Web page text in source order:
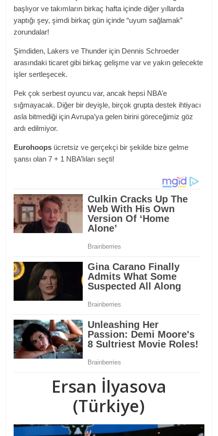
başlıyor ve takımların birkaç hafta içinde diğer yıllarda
yaptığı şey, şimdi birkaç gün içinde “uyum sağlamak”
zorundalar!
Şimdiden, Lakers ve Thunder için Dennis Schroeder
arasındaki ticaret gibi birkaç gelişme var ve yakın gelecekte
işler sertleşecek.
Pek çok serbest oyuncu var, ancak hepsi NBA’e
sığmayacak. Diğer bir deyişle, birçok grupta destek ihtiyacı
asla bitmediği için Avrupa’ya gelen birini göreceğimiz göz
ardı edilmiyor.
Eurohoops ücretsiz ve gerçekçi bir şekilde bize gelme
şansı olan 7 + 1 NBA’lıları seçti!
Ersan İlyasova
(Türkiye)